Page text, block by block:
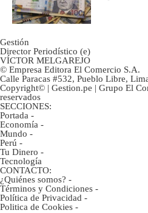
Gestión
Director Periodístico (e)
VÍCTOR MELGAREJO
© Empresa Editora El Comercio S.A.
Calle Paracas #532, Pueblo Libre,
Copyright© | Gestion.pe | Grupo El
reservados
SECCIONES:
Portada -
Economía -
Mundo -
Perú -
Tu Dinero -
Tecnología
CONTACTO:
¿Quiénes somos? -
Términos y Condiciones -
Política de Privacidad -
Politica de Cookies -